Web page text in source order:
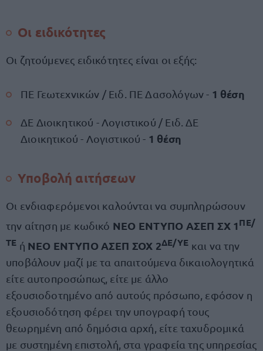
Οι ειδικότητες
Οι ζητούμενες ειδικότητες είναι οι εξής:
ΠΕ Γεωτεχνικών / Ειδ. ΠΕ Δασολόγων - 1 θέση
ΔΕ Διοικητικού - Λογιστικού / Ειδ. ΔΕ
Διοικητικού - Λογιστικού - 1 θέση
Υποβολή αιτήσεων
Οι ενδιαφερόμενοι καλούνται να συμπληρώσουν
την αίτηση με κωδικό ΝΕΟ ΕΝΤΥΠΟ ΑΣΕΠ ΣΧ 1 ΠΕ/
ΤΕ ή ΝΕΟ ΕΝΤΥΠΟ ΑΣΕΠ ΣΟΧ 2ΔΕ/ΥΕ και να την
υποβάλουν μαζί με τα απαιτούμενα δικαιολογητικά
είτε αυτοπροσώπως, είτε με άλλο
εξουσιοδοτημένο από αυτούς πρόσωπο, εφόσον η
εξουσιοδότηση φέρει την υπογραφή τους
θεωρημένη από δημόσια αρχή, είτε ταχυδρομικά
με συστημένη επιστολή, στα γραφεία της υπηρεσίας